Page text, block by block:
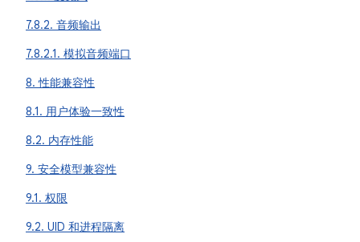
7.8.2. 音频输出
7.8.2.1. 模拟音频端口
8. 性能兼容性
8.1. 用户体验一致性
8.2. 内存性能
9. 安全模型兼容性
9.1. 权限
9.2. UID 和进程隔离